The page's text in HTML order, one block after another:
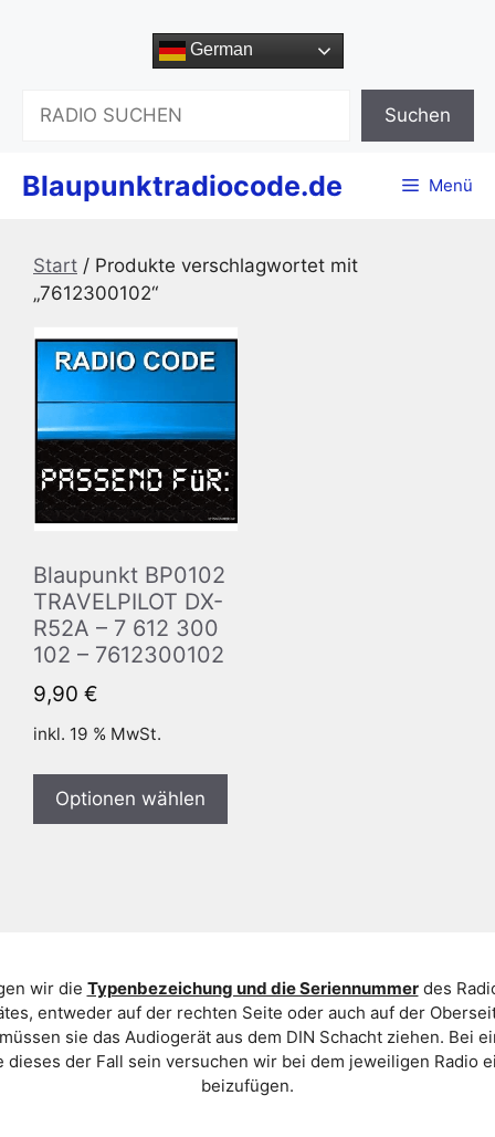
German
Suchen
Blaupunktradiocode.de Menü
Start / Produkte verschlagwortet mit
„7612300102“
Blaupunkt BP0102
TRAVELPILOT DX-
R52A – 7 612 300
102 – 7612300102
9,90 €
inkl. 19 % MwSt.
Optionen wählen
wir die Typenbezeichung und die Seriennummerdes
entweder auf der rechten Seite oder auch auf der
sie das Audiogerät aus dem DIN Schacht ziehen. Bei
der Fall sein versuchen wir bei dem jeweiligen Radio
beizufügen.